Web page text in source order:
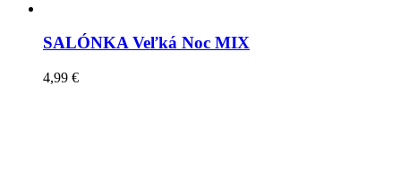
SALÓNKA Veľká Noc MIX
4,99 €